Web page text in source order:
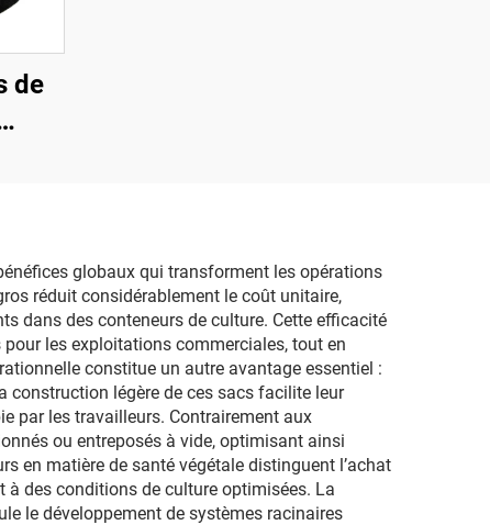
de
globaux qui transforment les opérations
réduit considérablement le coût unitaire,
dans des conteneurs de culture. Cette efficacité
les exploitations commerciales, tout en
constitue un autre avantage essentiel :
construction légère de ces sacs facilite leur
par les travailleurs. Contrairement aux
ou entreposés à vide, optimisant ainsi
en matière de santé végétale distinguent l’achat
à des conditions de culture optimisées. La
le développement de systèmes racinaires